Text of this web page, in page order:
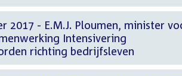
2017 - E.M.J. Ploumen, minister
Intensivering
richting bedrijfsleven